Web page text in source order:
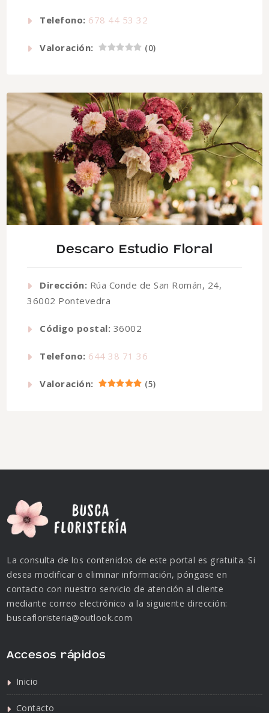
Telefono: 678 44 53 32
Valoración: (0)
Descaro Estudio Floral
Dirección: Rúa Conde de San Román, 24,
36002 Pontevedra
Código postal: 36002
Telefono: 644 38 71 36
Valoración: (5)
La consulta de los contenidos de este portal es gratuita. Si
desea modificar o eliminar información, póngase en
contacto con nuestro servicio de atención al cliente
mediante correo electrónico a la siguiente dirección:
buscafloristeria@outlook.com
Accesos rápidos
Inicio
Contacto